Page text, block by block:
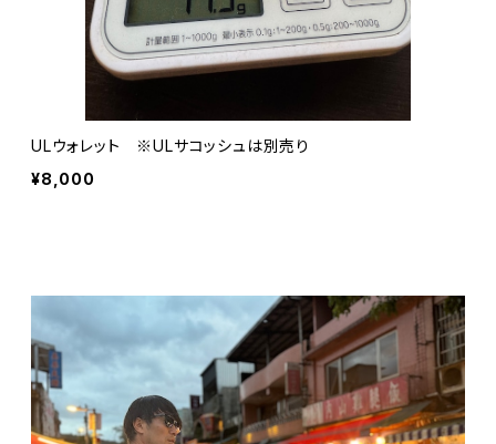
ULウォレット ※ULサコッシュは別売り
¥8,000